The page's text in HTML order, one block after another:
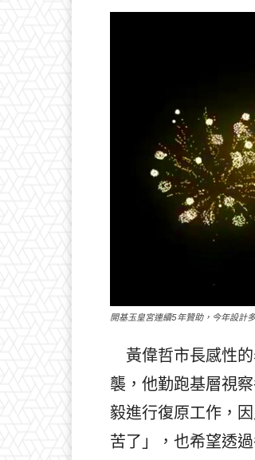
開基玉皇宮連續5年贊助，今年設計
黃偉哲市長感性的
襲，他勤跑基層視
毅進行復原工作，
苦了」，也希望透